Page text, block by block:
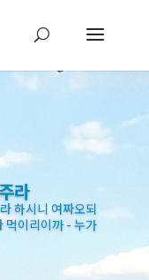
라
하시니 여짜오되
먹이리이까 - 누가
이리이까 - 누가